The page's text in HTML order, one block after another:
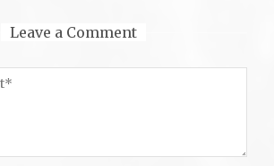
Leave a Comment